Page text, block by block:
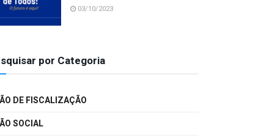
03/10/2023
por Categoria
DE FISCALIZAÇÃO
SOCIAL